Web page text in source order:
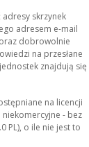
skrzynek
adresem e-mail
dobrowolnie
na przesłane
znajdują się
na licencji
niekomercyjne - bez
PL), o ile nie jest to